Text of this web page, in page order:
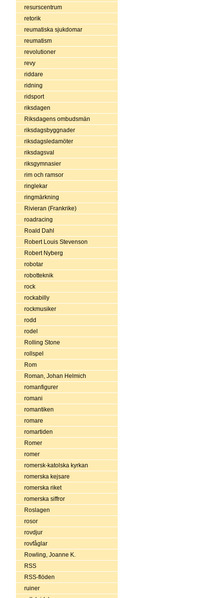
resurscentrum
retorik
reumatiska sjukdomar
reumatism
revolutioner
revy
riddare
ridning
ridsport
riksdagen
Riksdagens ombudsmän
riksdagsbyggnader
riksdagsledamöter
riksdagsval
riksgymnasier
rim och ramsor
ringlekar
ringmärkning
Rivieran (Frankrike)
roadracing
Roald Dahl
Robert Louis Stevenson
Robert Nyberg
robotar
robotteknik
rock
rockabilly
rockmusiker
rodd
rodel
Rolling Stone
rollspel
Rom
Roman, Johan Helmich
romanfigurer
romani
romantiken
romare
romartiden
Romer
romer
romersk-katolska kyrkan
romerska kejsare
romerska riket
romerska siffror
Roslagen
rosor
rovdjur
rovfåglar
Rowling, Joanne K.
RSS
RSS-flöden
ruiner